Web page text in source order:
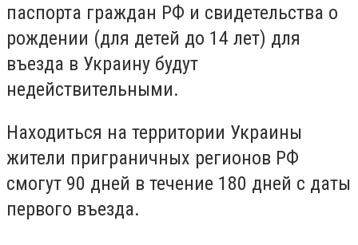
паспорта граждан РФ и свидетельства о
рождении (для детей до 14 лет) для
въезда в Украину будут
недействительными.
Находиться на территории Украины
жители приграничных регионов РФ
смогут 90 дней в течение 180 дней с даты
первого въезда.